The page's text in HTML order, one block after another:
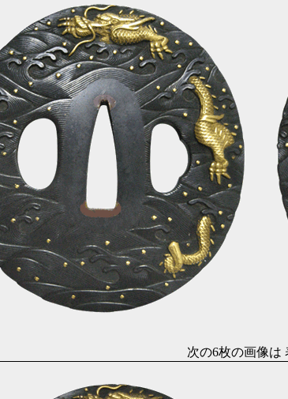
次の6枚の画像は